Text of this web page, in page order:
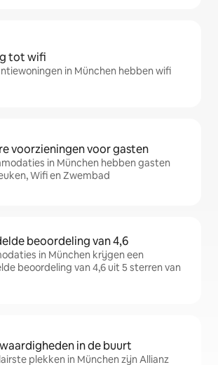
tot wifi
in München hebben wifi
voorzieningen voor gasten
in München hebben gasten
Wifi en Zwembad
beoordeling van 4,6
in München krijgen een
beoordeling van 4,6 uit 5 sterren van
in de buurt
plekken in München zijn Allianz